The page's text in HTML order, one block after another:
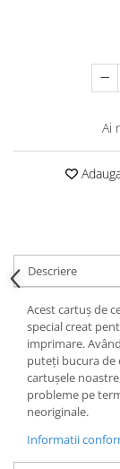
Ai
Descriere
Acest cartuș de
special creat
imprimare.
puteți bucura de
cartușele
probleme pe
neoriginale.
Informatii